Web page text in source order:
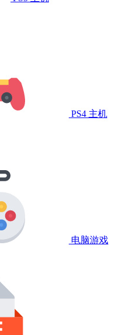
PS4 主机
电脑游戏